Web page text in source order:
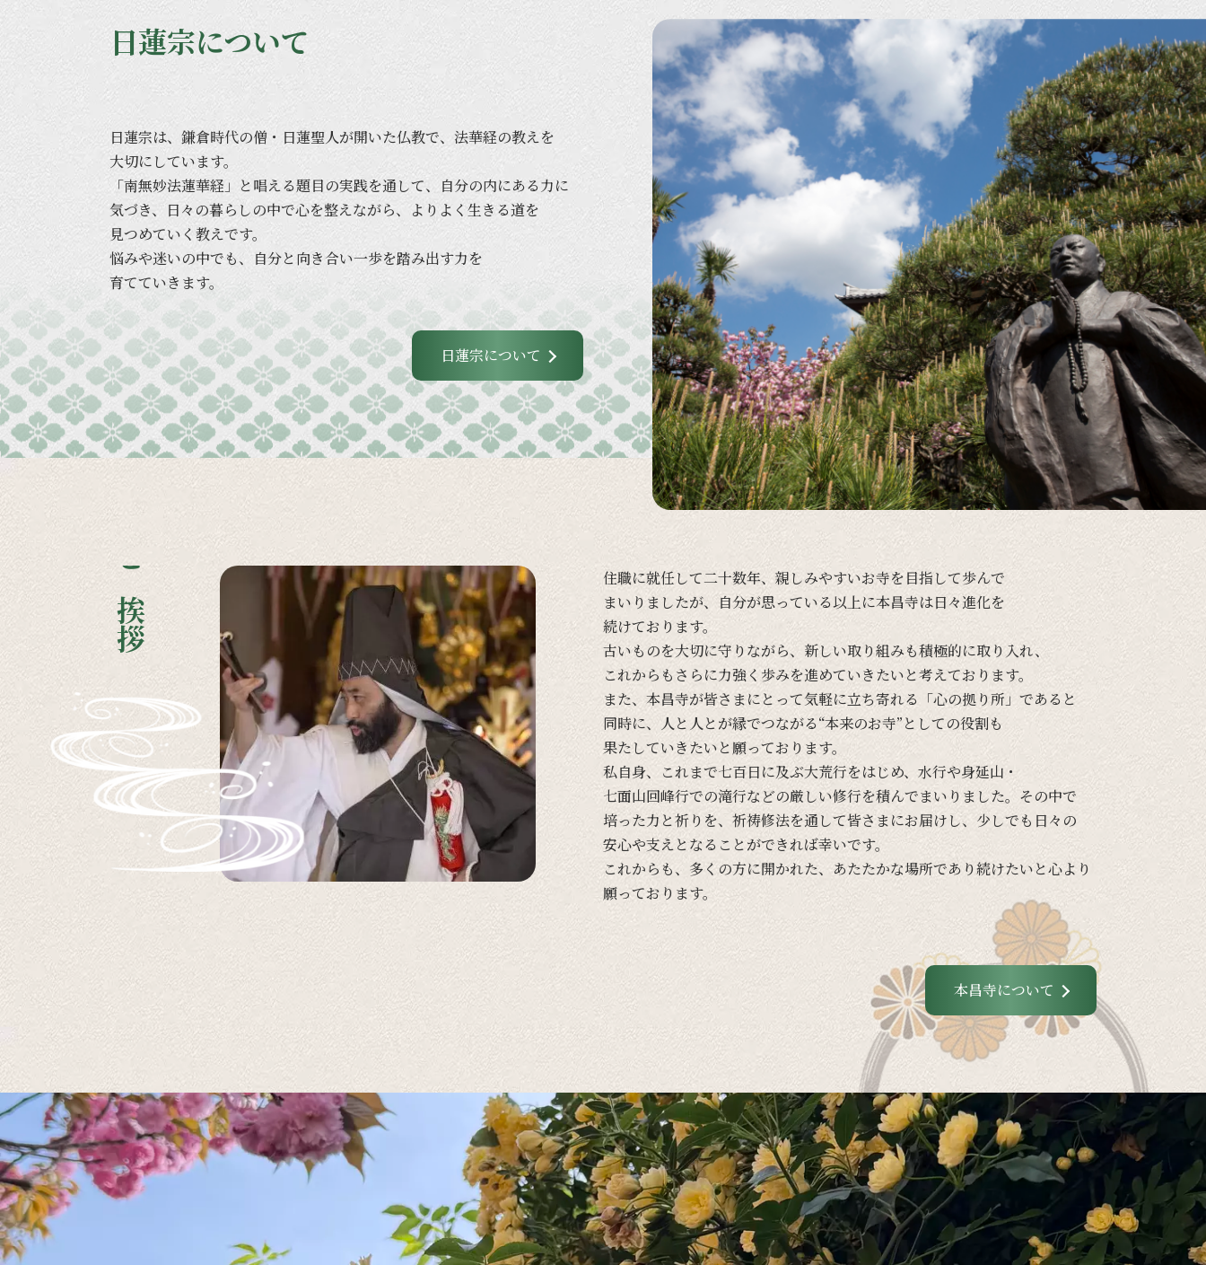
日蓮宗について
日蓮宗は、 鎌倉時代の僧・ 日蓮聖人が開いた仏教で、 法華経の教えを
大切にしています。
「南無妙法蓮華経」と唱える題目の実践を通して、 自分の内にある力に
気づき、
日々の暮らしの中で心を整えながら、 より よく 生きる道を
見つめていく 教えです。
悩みや迷いの中でも、 自分と向き合い一歩を踏み出す力を
育てていきます。
日蓮宗について
ご挨拶 住職に就任して二十数年、 親しみやすいお寺を目指して歩んで
まいりましたが、自分が思っている以上に本昌寺は日々進化を
続けております。
古いものを大切に守りながら、 新しい取り組みも積極的に取り入れ、
これからも さらに力強く 歩みを進めていきたいと考えております。
また、 本昌寺が皆さまにとって気軽に立ち寄れる 「心の拠り所」であると
同時に、 人と 人とが縁でつながる“本来のお寺”と しての役割も
果たしていきたいと願っております。
私自身、
これまで七百日に及ぶ大荒行をはじめ、 水行や身延山・
七面山回峰行での滝行などの厳しい修行を積んでまいりました。 その中で
培った力と祈りを、 祈祷修法を通して皆さまにお届けし、少しでも 日々の
安心や支えとなる ことができれば幸いです。
これからも、 多くの方に開かれた、 あたたかな場所であり続けたいと心より
願っております。
本昌寺について